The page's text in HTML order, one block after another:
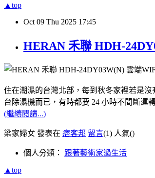
▲top
Oct 09 Thu 2025 17:45
HERAN 禾聯 HDH-
住在潮濕的台灣北部，每到秋冬家裡若是
台除濕機而已，有時都要 24 小時不間斷運
(繼續閱讀...)
梁家婦女 發表在 痞客邦 留言(1) 人氣()
個人分類： 跟著藝術家過生活
▲top